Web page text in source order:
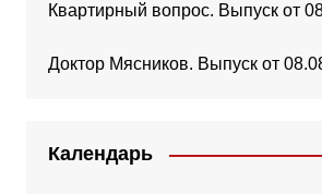
Квартирный вопрос. Выпуск от
Доктор Мясников. Выпуск от
Календарь